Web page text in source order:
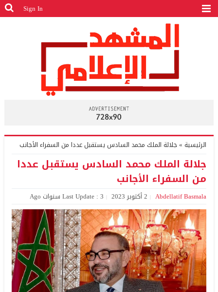
Sign In
الرئيسية »جلالة الملك محمد السادس يستقبل عددا من السفراء الأجانب
جلالة الملك محمد السادس يستقبل عددا
من السفراء الأجانب
Abdellatif Basmala 2 أكتوبر 2023 Last Update : 3 سنوات Ago